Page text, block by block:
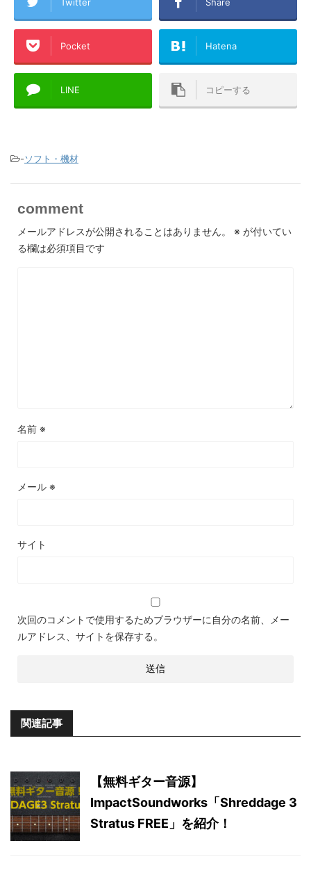
Pocket Hatena
LINE コピーする
-ソフト・機材
comment
メールアドレスが公開されることはありません。 ※ が付いてい
る欄は必須項目です
名前 ※
メール ※
サイト
次回のコメントで使用するためブラウザーに自分の名前、メー
ルアドレス、サイトを保存する。
関連記事
【無料ギター音源】
ImpactSoundworks「Shreddage 3
Stratus FREE」を紹介！